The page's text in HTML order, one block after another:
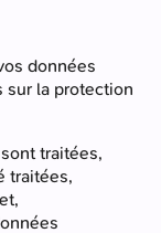
données
sur la protection
traitées,
traitées,